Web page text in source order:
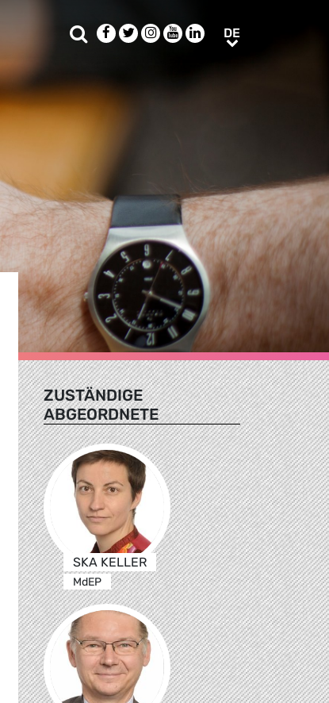
SucheFacebook
TwitterInstagram
YoutubeLinkedIn
DEDE
ZUSTÄNDIGE
ABGEORDNETE
SKA KELLER
MdEP